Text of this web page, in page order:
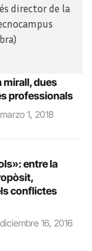
director de la
mirall, dues
professionals
marzo 1, 2018
entre la
conflictes
diciembre 16, 2016